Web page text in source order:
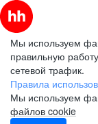
Мы используем
правильную
сетевой трафик.
Правила
Мы используем
файлов cookie